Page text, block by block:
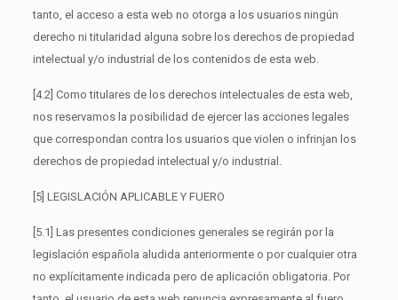
tanto, el acceso a esta web no otorga a los usuarios ningún
derecho ni titularidad alguna sobre los derechos de propiedad
intelectual y/o industrial de los contenidos de esta web.
[4.2] Como titulares de los derechos intelectuales de esta web,
nos reservamos la posibilidad de ejercer las acciones legales
que correspondan contra los usuarios que violen o infrinjan los
derechos de propiedad intelectual y/o industrial.
[5] LEGISLACIÓN APLICABLE Y FUERO
[5.1] Las presentes condiciones generales se regirán por la
legislación española aludida anteriormente o por cualquier otra
no explícitamente indicada pero de aplicación obligatoria. Por